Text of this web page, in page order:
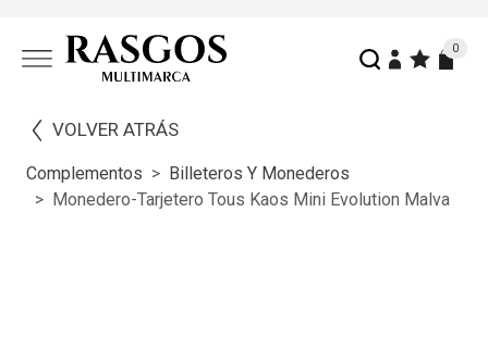
0
VOLVER ATRÁS
Complementos
Billeteros Y Monederos
Monedero-Tarjetero Tous Kaos Mini Evolution Malva